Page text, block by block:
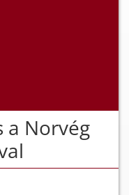
a Norvég